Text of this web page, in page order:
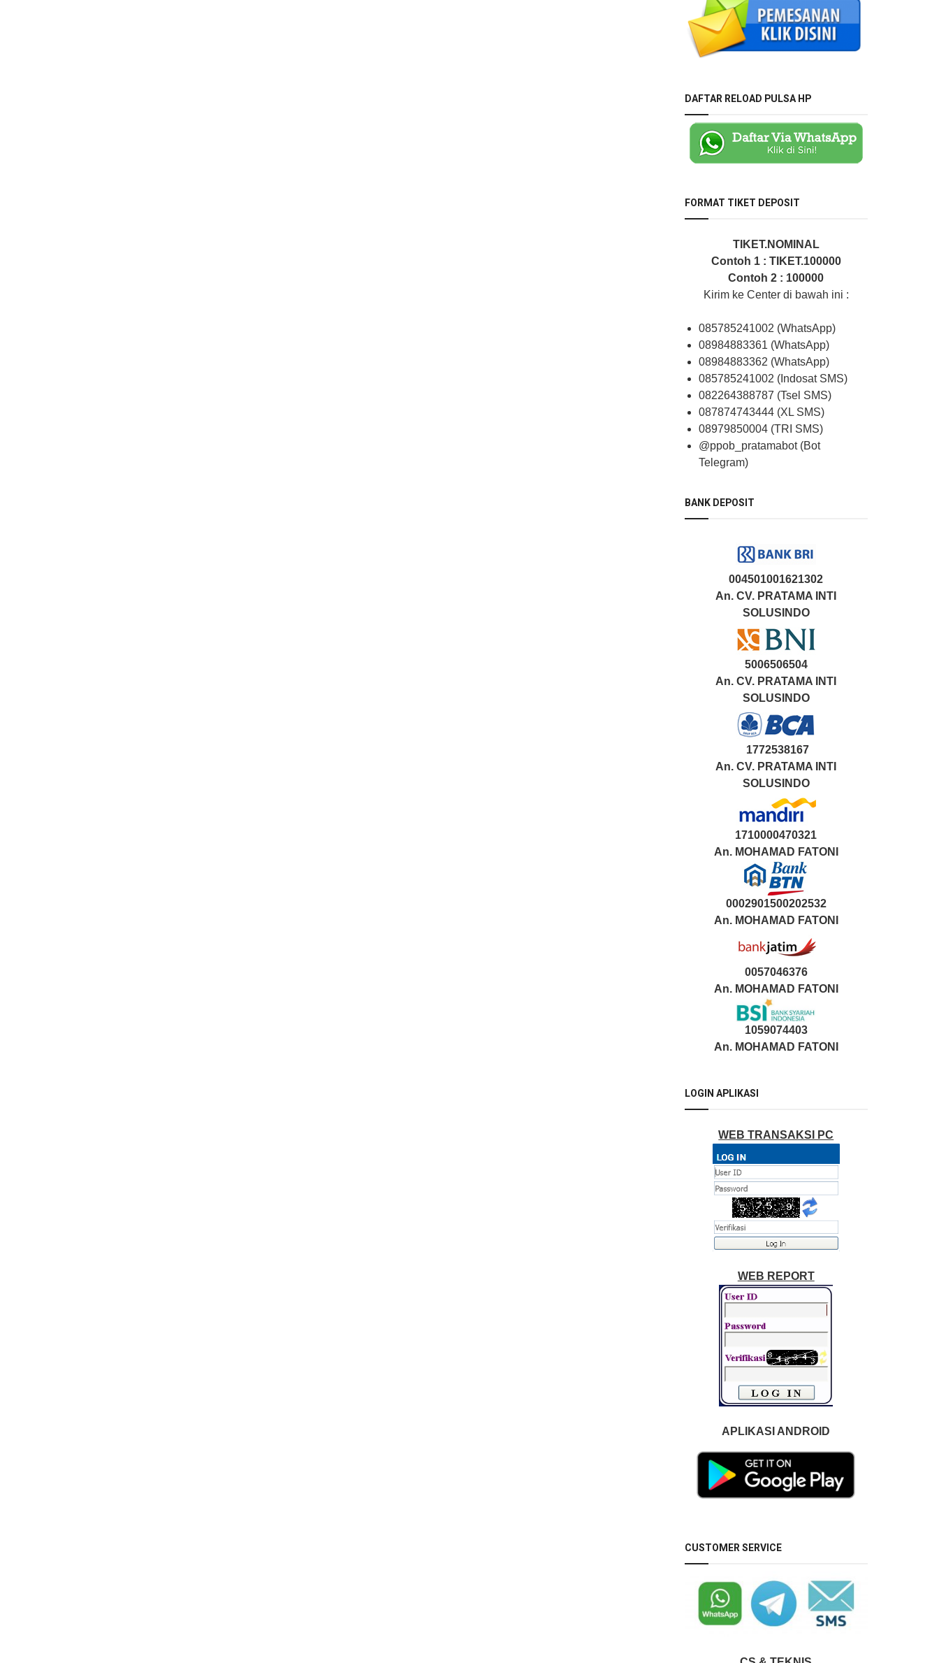
DAFTAR RELOAD PULSA HP
FORMAT TIKET DEPOSIT
TIKET.NOMINAL
Contoh 1 : TIKET.100000
Contoh 2 : 100000
Kirim ke Center di bawah ini :
085785241002 (WhatsApp)
08984883361 (WhatsApp)
08984883362 (WhatsApp)
085785241002 (Indosat SMS)
082264388787 (Tsel SMS)
087874743444 (XL SMS)
08979850004 (TRI SMS)
@ppob_pratamabot (Bot
Telegram)
BANK DEPOSIT
004501001621302
An. CV. PRATAMA INTI
SOLUSINDO
5006506504
An. CV. PRATAMA INTI
SOLUSINDO
1772538167
An. CV. PRATAMA INTI
SOLUSINDO
1710000470321
An. MOHAMAD FATONI
0002901500202532
An. MOHAMAD FATONI
0057046376
An. MOHAMAD FATONI
1059074403
An. MOHAMAD FATONI
LOGIN APLIKASI
WEB TRANSAKSI PC
WEB REPORT
APLIKASI ANDROID
CUSTOMER SERVICE